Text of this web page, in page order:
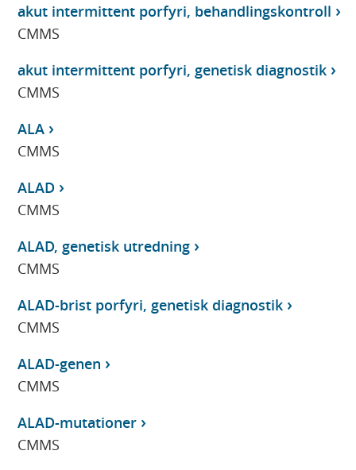
akut intermittent porfyri, behandlingskontroll
CMMS
akut intermittent porfyri, genetisk diagnostik
CMMS
ALA
CMMS
ALAD
CMMS
ALAD, genetisk utredning
CMMS
ALAD-brist porfyri, genetisk diagnostik
CMMS
ALAD-genen
CMMS
ALAD-mutationer
CMMS